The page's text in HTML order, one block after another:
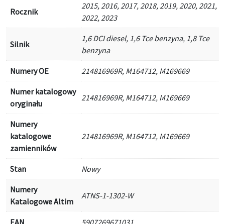
Rocznik
2015, 2016, 2017, 2018, 2019, 2020, 2021,
2022, 2023
Silnik
1,6 DCI diesel, 1,6 Tce benzyna, 1,8 Tce
benzyna
Numery OE 214816969R, M164712, M169669
Numer katalogowy
oryginału
214816969R, M164712, M169669
Numery
katalogowe
zamienników
214816969R, M164712, M169669
Stan Nowy
Numery
Katalogowe Altim
ATNS-1-1302-W
EAN 5907269671031